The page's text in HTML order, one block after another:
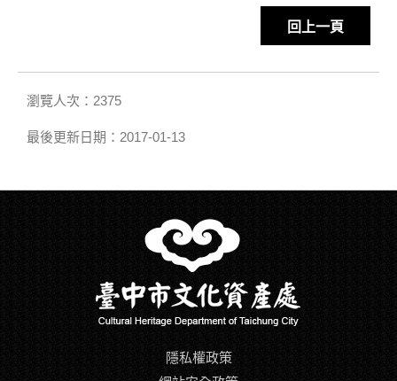
回上一頁
瀏覽人次：2375
最後更新日期：2017-01-13
隱私權政策